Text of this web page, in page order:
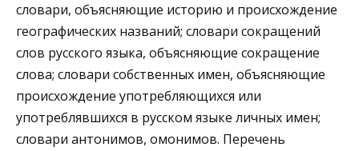
словари, объясняющие историю и происхождение
географических названий; словари сокращений
слов русского языка, объясняющие сокращение
слова; словари собственных имен, объясняющие
происхождение употребляющихся или
употреблявшихся в русском языке личных имен;
словари антонимов, омонимов. Перечень